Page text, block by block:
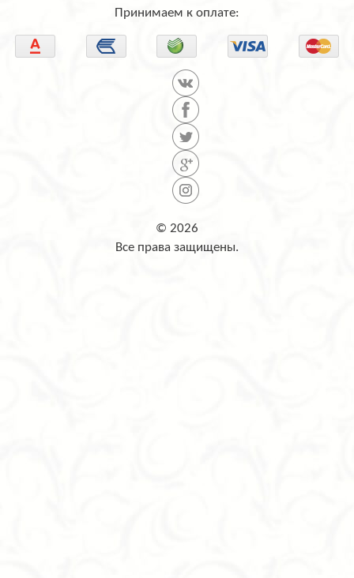
Принимаем к оплате:
© 2026
Все права защищены.